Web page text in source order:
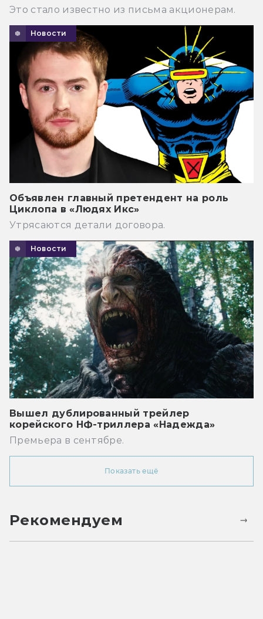
Это стало известно из письма акционерам.
Новости
Объявлен главный претендент на роль
Циклопа в «Людях Икс»
Утрясаются детали договора.
Новости
Вышел дублированный трейлер
корейского НФ-триллера «Надежда»
Премьера в сентябре.
Показать ещё
Рекомендуем